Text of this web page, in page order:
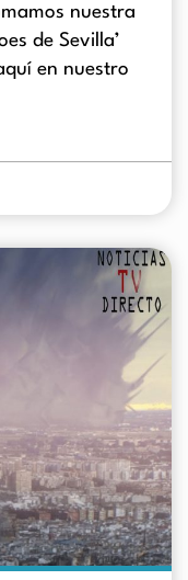
nuestra
de Sevilla’
en nuestro